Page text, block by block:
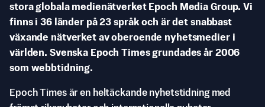
stora globala medienätverket Epoch Media Group. Vi
finns i 36 länder på 23 språk och är det snabbast
växande nätverket av oberoende nyhetsmedier i
världen. Svenska Epoch Times grundades år 2006
som webbtidning.
Epoch Times är en heltäckande nyhetstidning med